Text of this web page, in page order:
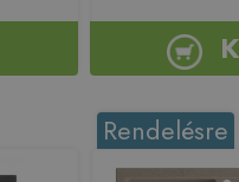
Rendelésre